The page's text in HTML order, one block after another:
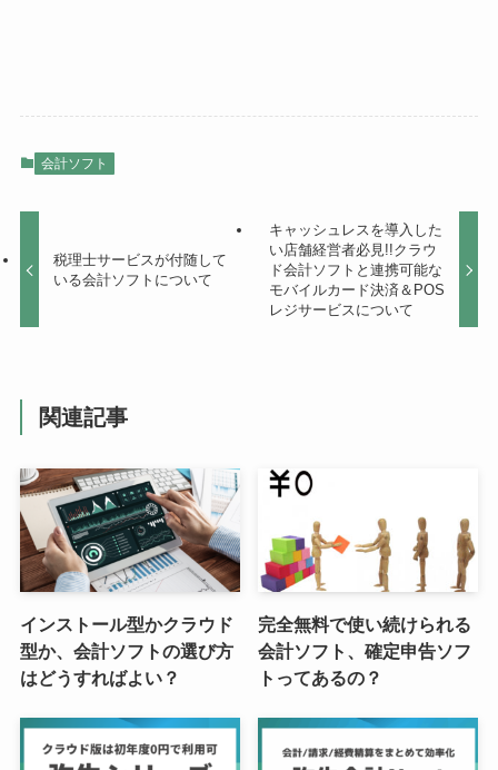
会計ソフト
税理士サービスが付随して
いる会計ソフトについて
キャッシュレスを導入した
い店舗経営者必見!!クラウ
ド会計ソフトと連携可能な
モバイルカード決済＆POS
レジサービスについて
関連記事
インストール型かクラウド
型か、会計ソフトの選び方
はどうすればよい？
完全無料で使い続けられる
会計ソフト、確定申告ソフ
トってあるの？